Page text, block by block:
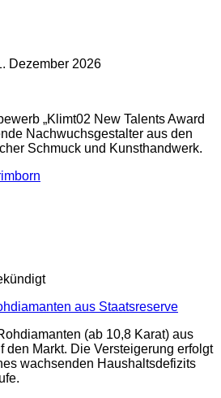
Dezember 2026
„Klimt02 New Talents Award
Nachwuchsgestalter aus den
Schmuck und Kunsthandwerk.
aus Staatsreserve
(ab 10,8 Karat) aus
den Markt. Die Versteigerung erfolgt
wachsenden Haushaltsdefizits